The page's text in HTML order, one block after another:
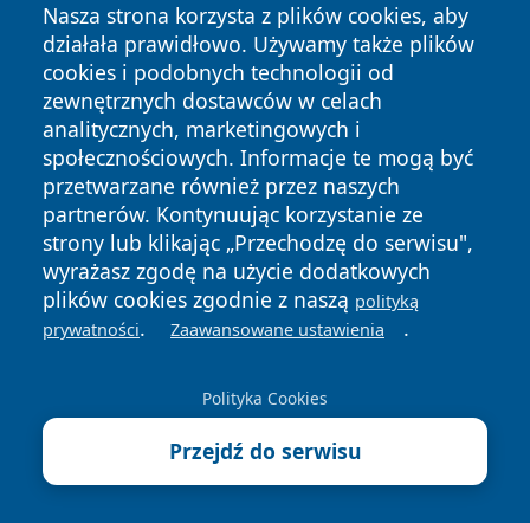
Nasza strona korzysta z plików cookies, aby
działała prawidłowo. Używamy także plików
cookies i podobnych technologii od
zewnętrznych dostawców w celach
analitycznych, marketingowych i
społecznościowych. Informacje te mogą być
przetwarzane również przez naszych
partnerów. Kontynuując korzystanie ze
strony lub klikając „Przechodzę do serwisu",
wyrażasz zgodę na użycie dodatkowych
plików cookies zgodnie z naszą polityką
prywatności. Zaawansowane ustawienia .
Polityka Cookies
Przejdź do serwisu
Copyright © 2026 cieszynonline.pl Wszystkie prawa
zastrzeżone.
News Autorzy
Polityka
Prywatności
Polityka
Cookies